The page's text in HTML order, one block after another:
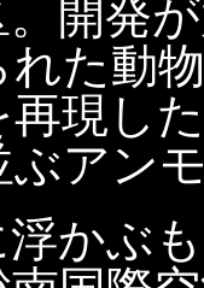
開発
れた動
現し
ぶアン
浮かぶ